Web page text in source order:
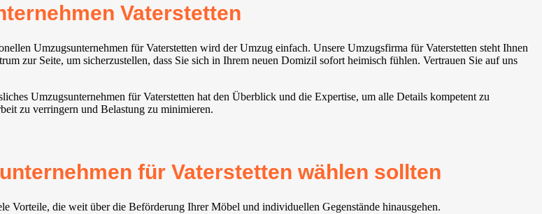
Vaterstetten⁠
Umzugsunternehmen für Vaterstetten⁠ wird der Umzug einfach. Unsere Umzugsfirma für Vaterstetten⁠ steht Ihnen
zur Seite, um sicherzustellen, dass Sie sich in Ihrem neuen Domizil sofort heimisch fühlen. Vertrauen Sie auf uns
Umzugsunternehmen für Vaterstetten⁠ hat den Überblick und die Expertise, um alle Details kompetent zu
zu verringern und Belastung zu minimieren.
für Vaterstetten⁠ wählen sollten
Vorteile, die weit über die Beförderung Ihrer Möbel und individuellen Gegenstände hinausgehen.